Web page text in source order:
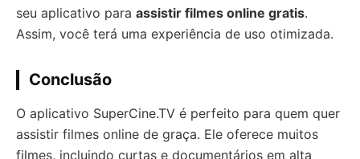
seu aplicativo para assistir filmes online gratis.
Assim, você terá uma experiência de uso otimizada.
Conclusão
O aplicativo SuperCine.TV é perfeito para quem quer
assistir filmes online de graça. Ele oferece muitos
filmes, incluindo curtas e documentários em alta